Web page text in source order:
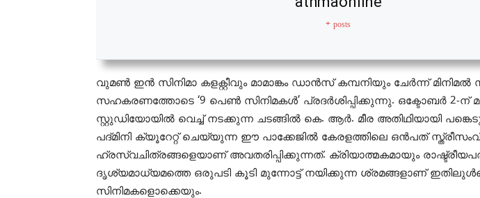
+ posts
വുമൺ ഇൻ സിനിമാ കളക്റ്റീവും മാമാങ്കം ഡാൻസ് കമ്പനിയും ചേർന്ന് മിനിമൽ
സഹകരണത്തോടെ ‘9 പെൺ സിനിമകൾ’ പ്രദര്‍ശിപ്പിക്കുന്നു. ഒക്ടോബര്‍ 2-ന്
സ്റ്റുഡിയോയില്‍ വെച്ച് നടക്കുന്ന ചടങ്ങില്‍ കെ. ആർ. മീര അതിഥിയായി
പദ്മിനി ക്യൂറേറ്റ് ചെയ്യുന്ന ഈ പാക്കേജിൽ കേരളത്തിലെ ഒൻപത്
ഹ്രസ്വചിത്രങ്ങളെയാണ് അവതരിപ്പിക്കുന്നത്. ക്രിയാത്മകമായും
ദൃശ്യമാധ്യമത്തെ ഒരുപടി കൂടി മുന്നോട്ട് നയിക്കുന്ന ശ്രമങ്ങളാണ്
സിനിമകളൊക്കെയും.